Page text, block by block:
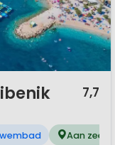
van Dalmatië
groenten-
in
die met haar
Links
Dalmatië
7,7
Aan zee